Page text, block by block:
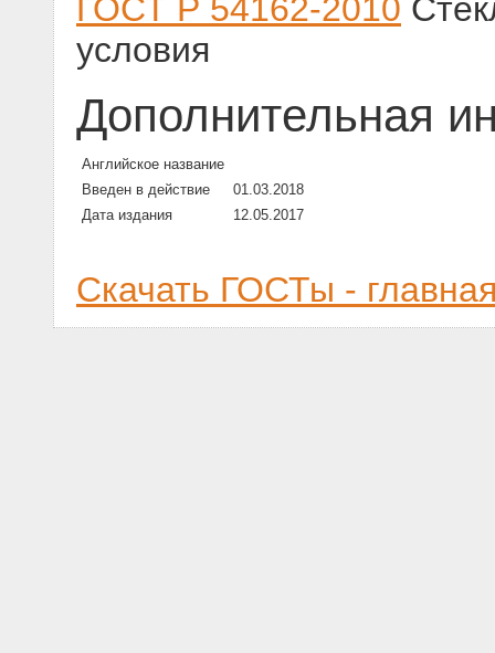
ГОСТ Р 54162-2010
условия
Дополнительная
Английское название
Введен в действие
01.03.2018
Дата издания
12.05.2017
Скачать ГОСТы -